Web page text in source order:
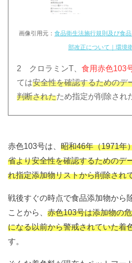
画像引用元： 食品衛生法施行規則及び食
部改正について｜環境
2 クロラミンT、食用赤色103
ては安全性を確認するためのデ
判断されたため指定が削除され
赤色103号は、昭和46年（1971年
省より安全性を確認するためのデ
れ指定添加物リストから削除され
戦後すぐの時点で食品添加物から
ことから、赤色103号は添加物の
になる以前から警戒されていた着
す。